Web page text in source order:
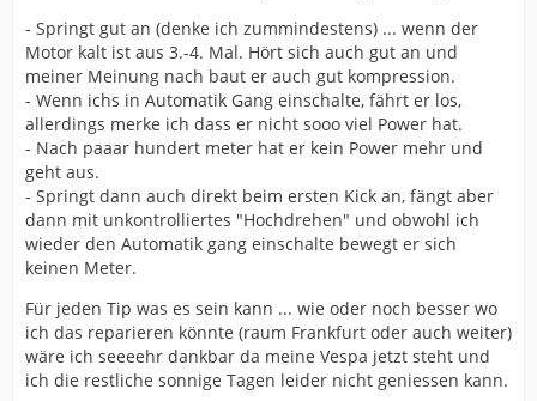
- Springt gut an (denke ich zummindestens) ... wenn der
Motor kalt ist aus 3.-4. Mal. Hört sich auch gut an und
meiner Meinung nach baut er auch gut kompression.
- Wenn ichs in Automatik Gang einschalte, fährt er los,
allerdings merke ich dass er nicht sooo viel Power hat.
- Nach paaar hundert meter hat er kein Power mehr und
geht aus.
- Springt dann auch direkt beim ersten Kick an, fängt aber
dann mit unkontrolliertes "Hochdrehen" und obwohl ich
wieder den Automatik gang einschalte bewegt er sich
keinen Meter.
Für jeden Tip was es sein kann ... wie oder noch besser wo
ich das reparieren könnte (raum Frankfurt oder auch weiter)
wäre ich seeeehr dankbar da meine Vespa jetzt steht und
ich die restliche sonnige Tagen leider nicht geniessen kann.